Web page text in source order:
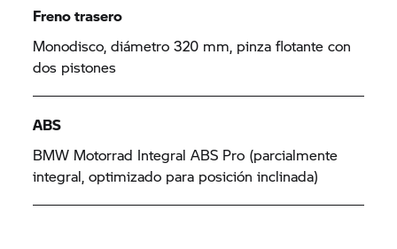
Freno trasero
Monodisco, diámetro 320 mm, pinza flotante con
dos pistones
ABS
BMW Motorrad Integral ABS Pro (parcialmente
integral, optimizado para posición inclinada)